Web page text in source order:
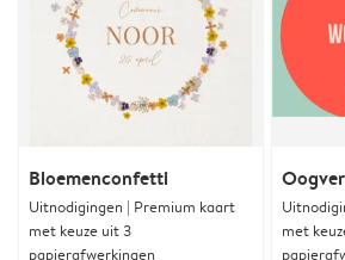
Bloemenconfetti
Uitnodigingen | Premium kaart
met keuze uit 3
papierafwerkingen
met